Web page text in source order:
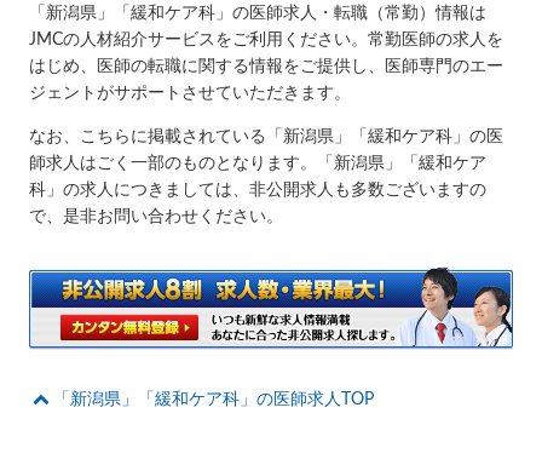
「新潟県」「緩和ケア科」の医師求人・転職（常勤）情報は
JMCの人材紹介サービスをご利用ください。常勤医師の求人を
はじめ、医師の転職に関する情報をご提供し、医師専門のエー
ジェントがサポートさせていただきます。
なお、こちらに掲載されている「新潟県」「緩和ケア科」の医
師求人はごく一部のものとなります。「新潟県」「緩和ケア
科」の求人につきましては、非公開求人も多数ございますの
で、是非お問い合わせください。
「新潟県」「緩和ケア科」の医師求人TOP